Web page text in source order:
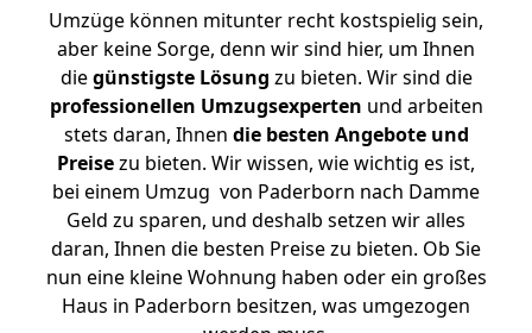
Umzüge können mitunter recht kostspielig sein,
aber keine Sorge, denn wir sind hier, um Ihnen
diegünstigste Lösung zu bieten. Wir sind die
professionellen Umzugsexperten und arbeiten
stets daran, Ihnen die besten Angebote und
Preisezu bieten. Wir wissen, wie wichtig es ist,
bei einem Umzug von Paderborn nach Damme
Geld zu sparen, und deshalb setzen wir alles
daran, Ihnen die besten Preise zu bieten. Ob Sie
nun eine kleine Wohnung haben oder ein großes
Haus in Paderborn besitzen, was umgezogen